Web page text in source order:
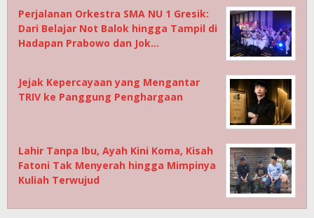
Perjalanan Orkestra SMA NU 1 Gresik:
Dari Belajar Not Balok hingga Tampil di
Hadapan Prabowo dan Jok…
Jejak Kepercayaan yang Mengantar
TRIV ke Panggung Penghargaan
Lahir Tanpa Ibu, Ayah Kini Koma, Kisah
Fatoni Tak Menyerah hingga Mimpinya
Kuliah Terwujud